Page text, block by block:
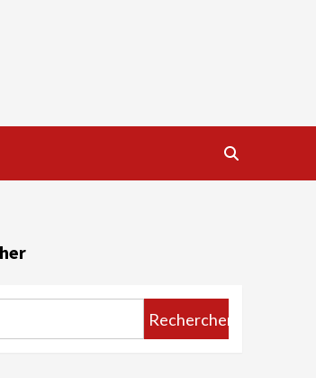
Rechercher